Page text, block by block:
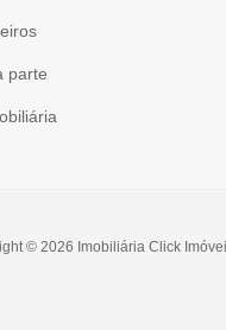
parte
© 2026 Imobiliária Click